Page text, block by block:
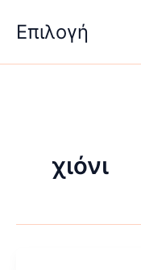
στοΕπιλογή
χιόνι